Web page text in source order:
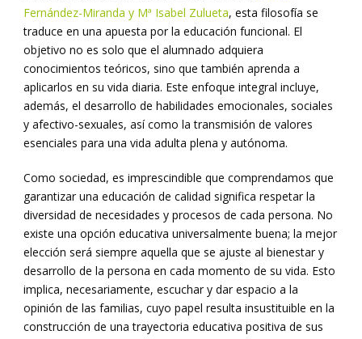
Fernández-Miranda y Mª Isabel Zulueta, esta filosofía se
traduce en una apuesta por la educación funcional. El
objetivo no es solo que el alumnado adquiera
conocimientos teóricos, sino que también aprenda a
aplicarlos en su vida diaria. Este enfoque integral incluye,
además, el desarrollo de habilidades emocionales, sociales
y afectivo-sexuales, así como la transmisión de valores
esenciales para una vida adulta plena y autónoma.
Como sociedad, es imprescindible que comprendamos que
garantizar una educación de calidad significa respetar la
diversidad de necesidades y procesos de cada persona. No
existe una opción educativa universalmente buena; la mejor
elección será siempre aquella que se ajuste al bienestar y
desarrollo de la persona en cada momento de su vida. Esto
implica, necesariamente, escuchar y dar espacio a la
opinión de las familias, cuyo papel resulta insustituible en la
construcción de una trayectoria educativa positiva de sus